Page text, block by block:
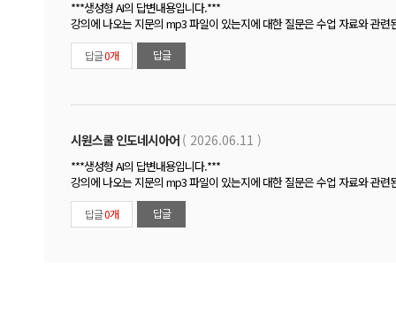
***생성형 AI의 답변내용입니다.***
강의에 나오는 지문의 mp3 파일이 있는지에 대한 질문은 수업 자료와 관
답글0개 답글
시원스쿨 인도네시아어 ( 2026.06.11 )
***생성형 AI의 답변내용입니다.***
강의에 나오는 지문의 mp3 파일이 있는지에 대한 질문은 수업 자료와 관
답글0개 답글